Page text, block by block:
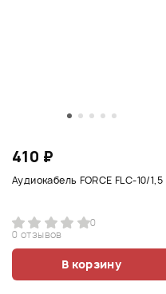
410 ₽
Аудиокабель FORCE FLC-10/1,5
0
0 отзывов
В корзину